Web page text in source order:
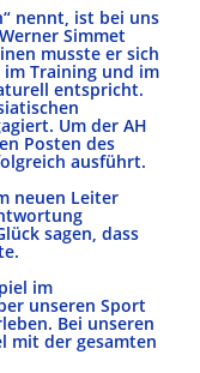
nennt, ist bei uns
Simmet
musste er sich
Training und im
entspricht.
Um der AH
Posten des
ausführt.
neuen Leiter
sagen, dass
im
unseren Sport
Bei unseren
mit der gesamten